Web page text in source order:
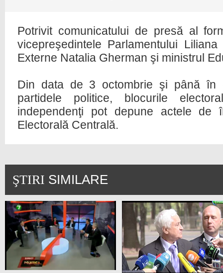
Potrivit comunicatului de presă al
vicepreşedintele Parlamentului
Externe Natalia Gherman şi ministrul
Din data de 3 octombrie şi până în
partidele politice, blocurile
independenţi pot depune actele de
Electorală Centrală.
ŞTIRI SIMILARE